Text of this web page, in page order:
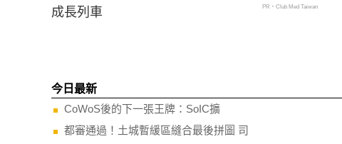
成長列車
PR・Club Med Taiwan
今日最新
CoWoS後的下一張王牌：SoIC擴
都審通過！土城暫緩區縫合最後拼圖 司